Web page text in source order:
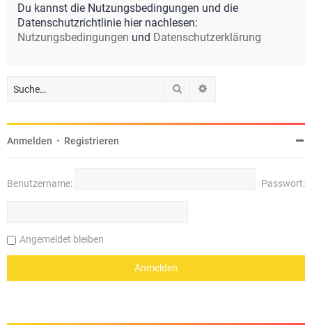
Du kannst die Nutzungsbedingungen und die
Datenschutzrichtlinie hier nachlesen:
Nutzungsbedingungen und Datenschutzerklärung
Suche
Anmelden • Registrieren
Benutzername: Passwort:
Angemeldet bleiben